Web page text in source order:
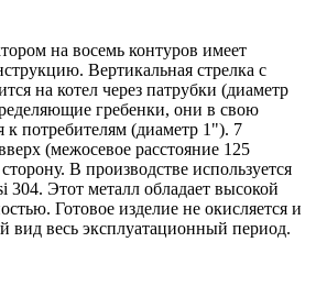
на восемь контуров имеет
Вертикальная стрелка с
на котел через патрубки (диаметр
гребенки, они в свою
к потребителям (диаметр 1"). 7
(межосевое расстояние 125
В производстве используется
304. Этот металл обладает высокой
Готовое изделие не окисляется и
вид весь эксплуатационный период.